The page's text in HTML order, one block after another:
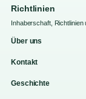
Richtlinien
Inhaberschaft, Richtlinien
Über uns
Kontakt
Geschichte